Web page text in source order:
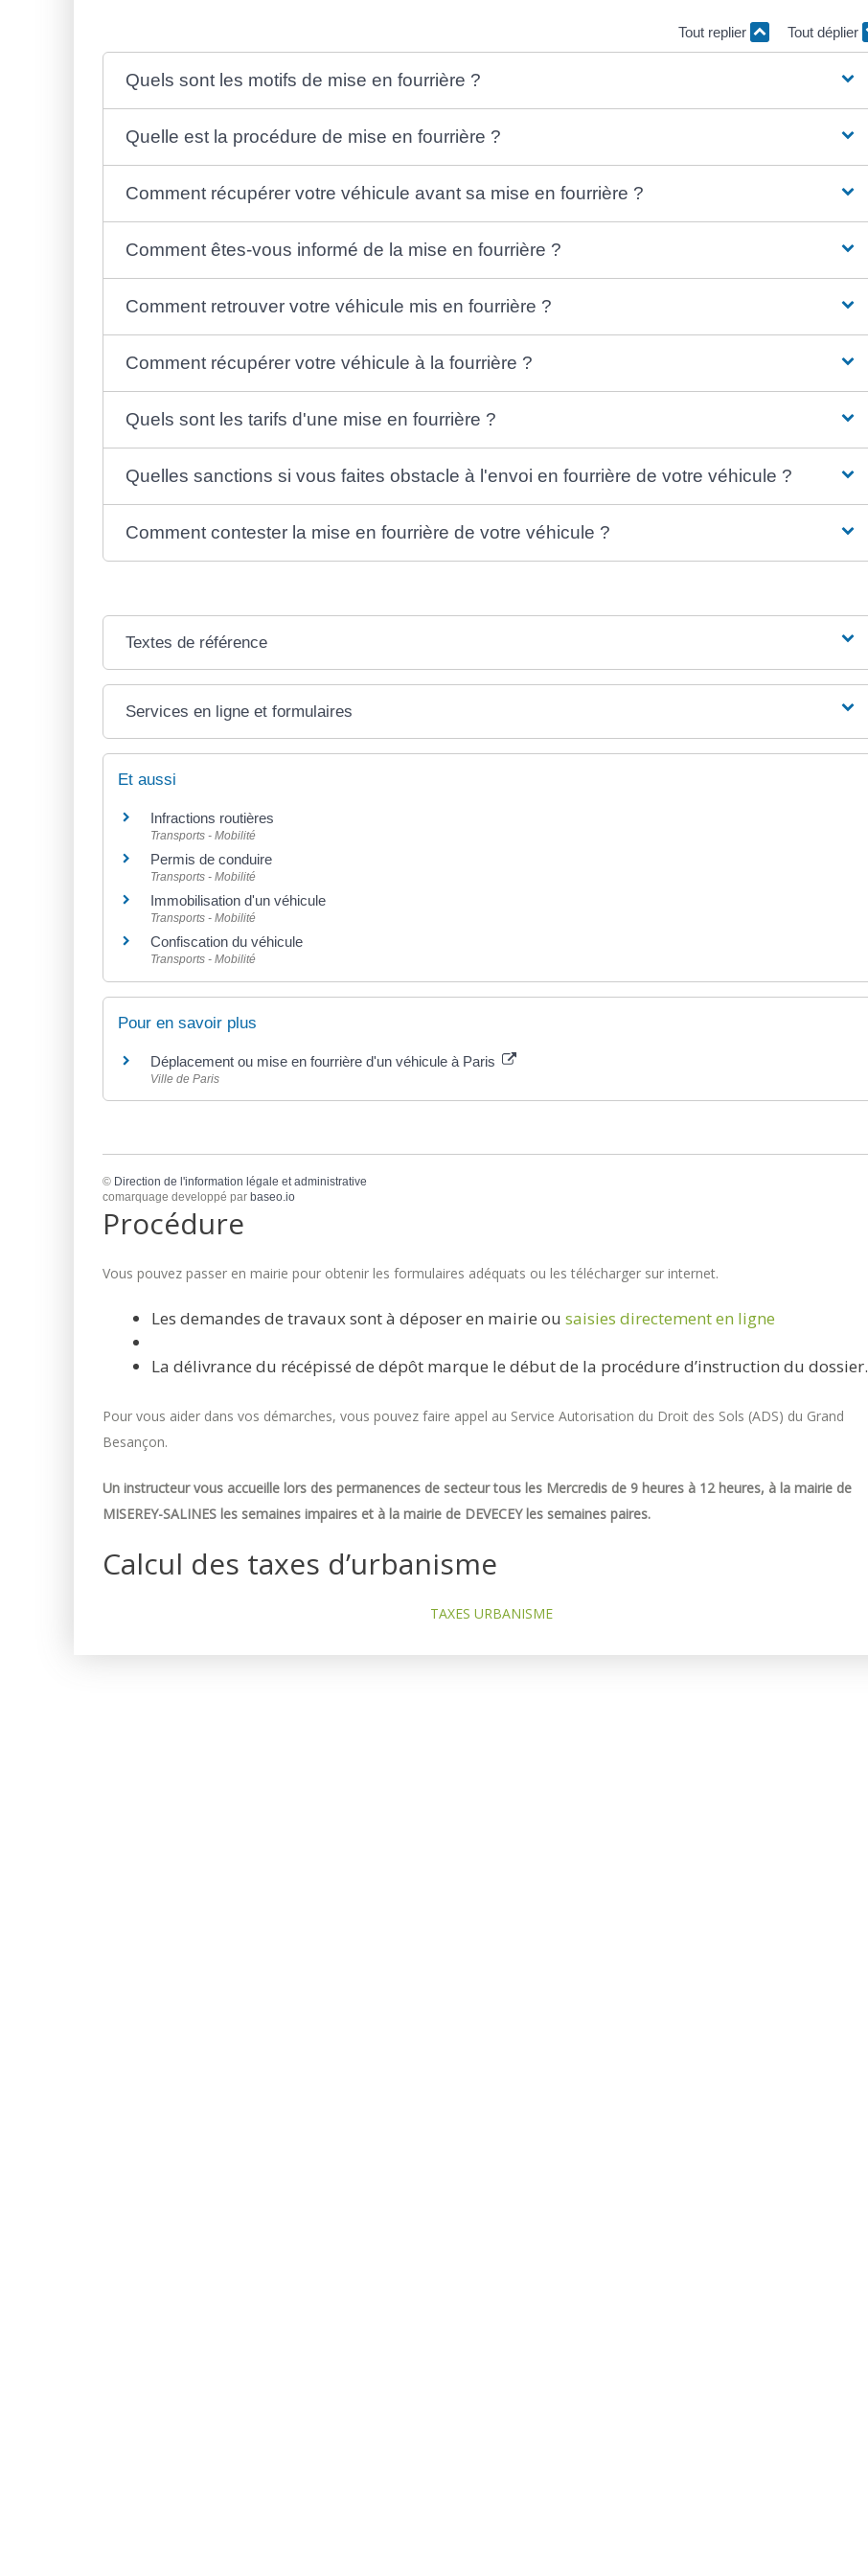
Tout replier Tout déplier
Quels sont les motifs de mise en fourrière ?
Quelle est la procédure de mise en fourrière ?
Comment récupérer votre véhicule avant sa mise en fourrière ?
Comment êtes-vous informé de la mise en fourrière ?
Comment retrouver votre véhicule mis en fourrière ?
Comment récupérer votre véhicule à la fourrière ?
Quels sont les tarifs d'une mise en fourrière ?
Quelles sanctions si vous faites obstacle à l'envoi en fourrière de votre véhicule ?
Comment contester la mise en fourrière de votre véhicule ?
Textes de référence
Services en ligne et formulaires
Et aussi
Infractions routières
Transports - Mobilité
Permis de conduire
Transports - Mobilité
Immobilisation d'un véhicule
Transports - Mobilité
Confiscation du véhicule
Transports - Mobilité
Pour en savoir plus
Déplacement ou mise en fourrière d'un véhicule à Paris
Ville de Paris
© Direction de l'information légale et administrative
comarquage developpé par baseo.io
Procédure
Vous pouvez passer en mairie pour obtenir les formulaires adéquats ou les télécharger sur internet.
Les demandes de travaux sont à déposer en mairie ou saisies directement en ligne
La délivrance du récépissé de dépôt marque le début de la procédure d’instruction du dossier.
Pour vous aider dans vos démarches, vous pouvez faire appel au Service Autorisation du Droit des Sols (ADS) du Grand
Besançon.
Un instructeur vous accueille lors des permanences de secteur tous les Mercredis de 9 heures à 12 heures, à la mairie de
MISEREY-SALINES les semaines impaires et à la mairie de DEVECEY les semaines paires.
Calcul des taxes d’urbanisme
TAXES URBANISME